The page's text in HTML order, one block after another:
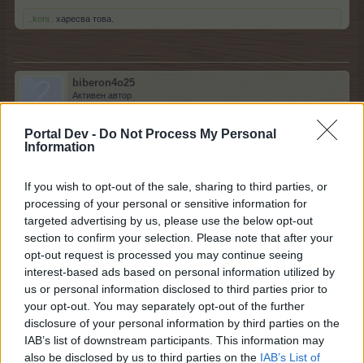
Portal Dev - Do Not Process My Personal
Information
If you wish to opt-out of the sale, sharing to third parties, or
processing of your personal or sensitive information for
targeted advertising by us, please use the below opt-out
section to confirm your selection. Please note that after your
opt-out request is processed you may continue seeing
interest-based ads based on personal information utilized by
us or personal information disclosed to third parties prior to
your opt-out. You may separately opt-out of the further
disclosure of your personal information by third parties on the
IAB’s list of downstream participants. This information may
also be disclosed by us to third parties on the IAB’s List of
..koni.. харесва това.
biberon4o25
Активен автор
KARAKONJO каза:
Поредниата праскова XXLпрескочи така нужната ми
птича къщуерка и спря на прасквоата.. Ма стига вече с
тея праскови, върнете рецептите, или розови обори, или
гинко или златно дърво. Просто ги сложете по-нарядко.
Имам 7 ъпгрейда. Някой ми беше обещал на ПиТ да ми даде
основа, ама как да си поискам цели 7. Неудобно е.
драсни на пит едно лично имаш 7 основи
1.8.17
.water.харесва това.